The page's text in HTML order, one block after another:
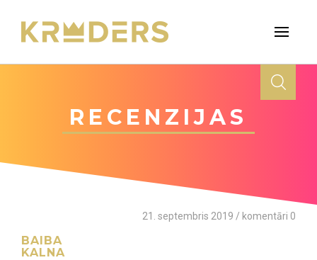
RECENZIJAS
21. septembris 2019 / komentāri 0
BAIBA
KALNA